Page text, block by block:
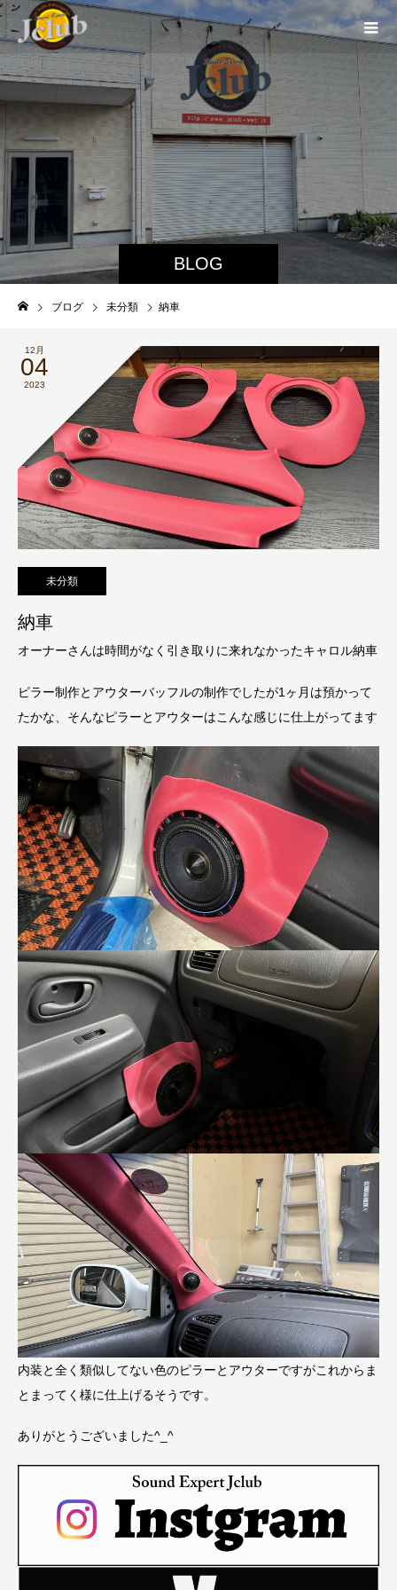
BLOG
ブログ 未分類 納車
12月
04
2023
未分類
納車
オーナーさんは時間がなく引き取りに来れなかったキャロル納車
ピラー制作とアウターバッフルの制作でしたが1ヶ月は預かって
たかな、そんなピラーとアウターはこんな感じに仕上がってます
内装と全く類似してない色のピラーとアウターですがこれからま
とまってく様に仕上げるそうです。
ありがとうございました^_^